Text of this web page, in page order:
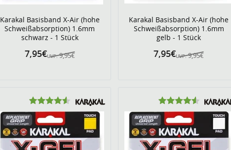
Karakal Basisband X-Air (hohe
Schweißabsorption) 1.6mm
schwarz - 1 Stück
UVP: 9,95€
7,95€
Karakal Basisband X-Air (hohe
Schweißabsorption) 1.6mm
gelb - 1 Stück
UVP: 9,95€
7,95€